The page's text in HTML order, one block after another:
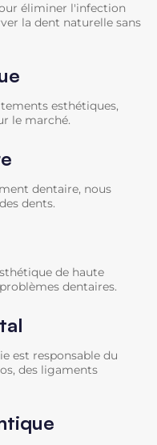
éliminer l'infection
la dent naturelle sans
esthétiques,
le marché.
dentaire, nous
dents.
de haute
dentaires.
est responsable du
des ligaments